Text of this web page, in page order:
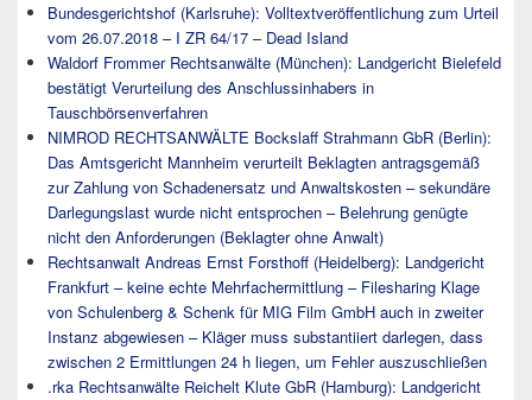
Bundesgerichtshof (Karlsruhe): Volltextveröffentlichung zum Urteil
vom 26.07.2018 – I ZR 64/17 – Dead Island
Waldorf Frommer Rechtsanwälte (München): Landgericht Bielefeld
bestätigt Verurteilung des Anschlussinhabers in
Tauschbörsenverfahren
NIMROD RECHTSANWÄLTE Bockslaff Strahmann GbR (Berlin):
Das Amtsgericht Mannheim verurteilt Beklagten antragsgemäß
zur Zahlung von Schadenersatz und Anwaltskosten – sekundäre
Darlegungslast wurde nicht entsprochen – Belehrung genügte
nicht den Anforderungen (Beklagter ohne Anwalt)
Rechtsanwalt Andreas Ernst Forsthoff (Heidelberg): Landgericht
Frankfurt – keine echte Mehrfachermittlung – Filesharing Klage
von Schulenberg & Schenk für MIG Film GmbH auch in zweiter
Instanz abgewiesen – Kläger muss substantiiert darlegen, dass
zwischen 2 Ermittlungen 24 h liegen, um Fehler auszuschließen
.rka Rechtsanwälte Reichelt Klute GbR (Hamburg): Landgericht